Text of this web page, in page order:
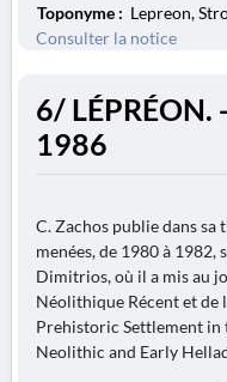
Toponyme : Lepreon,
Consulter la notice
6/
1986
C. Zachos publie dans sa
menées, de 1980 à
Dimitrios, où il a mis au
Néolithique Récent et de
Prehistoric Settlement in
Neolithic and Early